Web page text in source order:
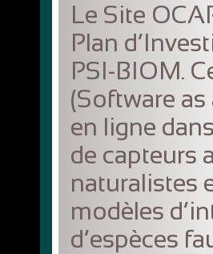
Le Site
Plan
PSI-BIOM.
(Software
en ligne
de capteurs
naturalistes
modèles
d’espèces